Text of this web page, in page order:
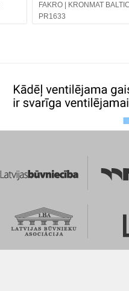
FAKRO | KRONMAT
PR1633